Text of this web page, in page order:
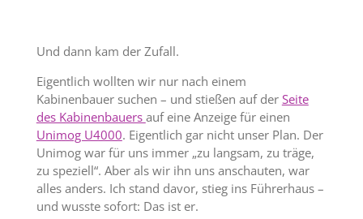
Und dann kam der Zufall.
Eigentlich wollten wir nur nach einem
Kabinenbauer suchen – und stießen auf der Seite
des Kabinenbauers auf eine Anzeige für einen
Unimog U4000. Eigentlich gar nicht unser Plan. Der
Unimog war für uns immer „zu langsam, zu träge,
zu speziell“. Aber als wir ihn uns anschauten, war
alles anders. Ich stand davor, stieg ins Führerhaus –
und wusste sofort: Das ist er.